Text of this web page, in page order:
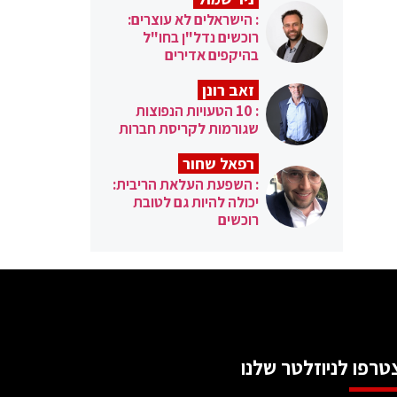
: הישראלים לא עוצרים:
רוכשים נדל"ן בחו"ל
בהיקפים אדירים
זאב רונן
: 10 הטעויות הנפוצות
שגורמות לקריסת חברות
רפאל שחור
: השפעת העלאת הריבית:
יכולה להיות גם לטובת
רוכשים
לניוזלטר שלנו